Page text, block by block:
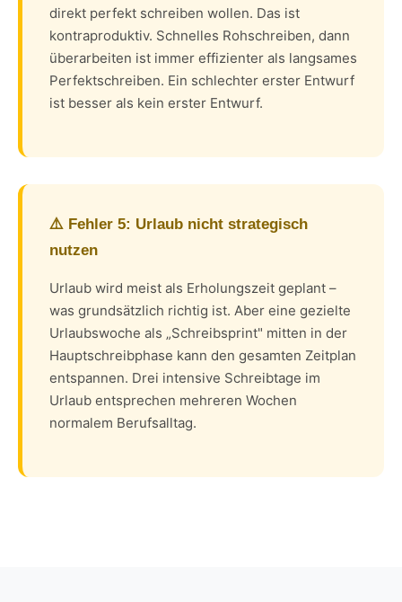
direkt perfekt schreiben wollen. Das ist
kontraproduktiv. Schnelles Rohschreiben, dann
überarbeiten ist immer effizienter als langsames
Perfektschreiben. Ein schlechter erster Entwurf
ist besser als kein erster Entwurf.
⚠️ Fehler 5: Urlaub nicht strategisch
nutzen
Urlaub wird meist als Erholungszeit geplant –
was grundsätzlich richtig ist. Aber eine gezielte
Urlaubswoche als „Schreibsprint" mitten in der
Hauptschreibphase kann den gesamten Zeitplan
entspannen. Drei intensive Schreibtage im
Urlaub entsprechen mehreren Wochen
normalem Berufsalltag.